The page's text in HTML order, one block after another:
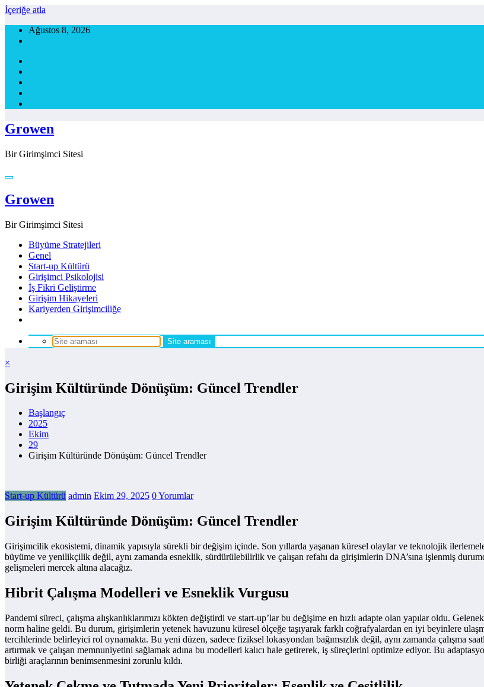
İçeriğe atla
Ağustos 8, 2026
Growen
Bir Girimşimci Sitesi
Growen
Bir Girimşimci Sitesi
Büyüme Stratejileri
Genel
Start-up Kültürü
Girişimci Psikolojisi
İş Fikri Geliştirme
Girişim Hikayeleri
Kariyerden Girişimciliğe
×
Girişim Kültüründe Dönüşüm: Güncel Trendler
Başlangıç
2025
Ekim
29
Girişim Kültüründe Dönüşüm: Güncel Trendler
Start-up Kültürü admin Ekim 29, 2025 0 Yorumlar
Girişim Kültüründe Dönüşüm: Güncel Trendler
Girişimcilik ekosistemi, dinamik yapısıyla sürekli bir değişim içinde. Son yıllarda yaşanan küresel olaylar ve teknolojik
büyüme ve yenilikçilik değil, aynı zamanda esneklik, sürdürülebilirlik ve çalışan refahı da girişimlerin DNA’sına işlenmiş
gelişmeleri mercek altına alacağız.
Hibrit Çalışma Modelleri ve Esneklik Vurgusu
Pandemi süreci, çalışma alışkanlıklarımızı kökten değiştirdi ve start-up’lar bu değişime en hızlı adapte olan yapılar oldu.
norm haline geldi. Bu durum, girişimlerin yetenek havuzunu küresel ölçeğe taşıyarak farklı coğrafyalardan en iyi beyinlere
tercihlerinde belirleyici rol oynamakta. Bu yeni düzen, sadece fiziksel lokasyondan bağımsızlık değil, aynı zamanda çalışma
artırmak ve çalışan memnuniyetini sağlamak adına bu modelleri kalıcı hale getirerek, iş süreçlerini optimize ediyor. Bu
birliği araçlarının benimsenmesini zorunlu kıldı.